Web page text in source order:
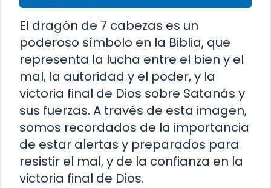
El dragón de 7 cabezas es un
poderoso símbolo en la Biblia, que
representa la lucha entre el bien y el
mal, la autoridad y el poder, y la
victoria final de Dios sobre Satanás y
sus fuerzas. A través de esta imagen,
somos recordados de la importancia
de estar alertas y preparados para
resistir el mal, y de la confianza en la
victoria final de Dios.